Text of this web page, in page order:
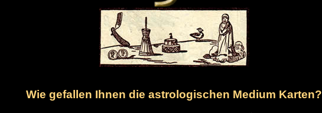
Wie gefallen Ihnen die astrologischen Medium Karten?